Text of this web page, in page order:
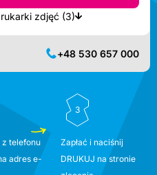
Pokaż najbliższe dostępne drukarki zdjęć (3)
+48 530 657 000
z telefonu
adres e-
3
Zapłać i naciśnij
DRUKUJ na stronie